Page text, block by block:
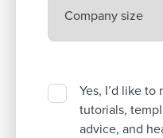
Yes, I’d like
tutorials,
advice, and